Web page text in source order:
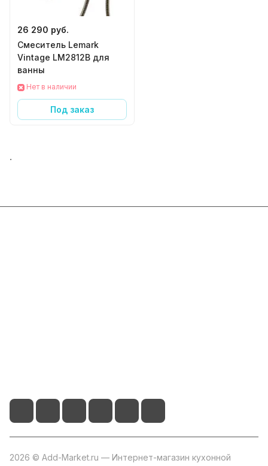
26 290 руб.
Смеситель Lemark
Vintage LM2812B для
ванны
Нет в наличии
Под заказ
.
2026 © Add-Market.ru — Интернет-магазин кухонной